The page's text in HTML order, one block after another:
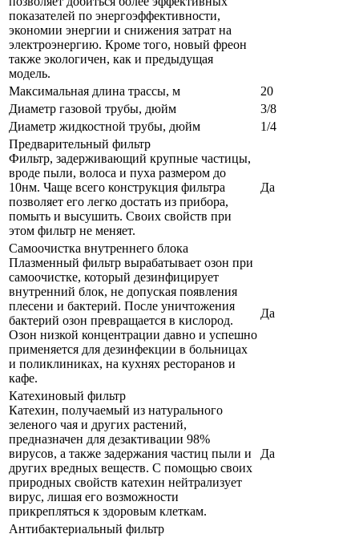
показателей по энергоэффективности,
экономии энергии и снижения затрат на
электроэнергию. Кроме того, новый фреон
также экологичен, как и предыдущая
модель.
Максимальная длина трассы, м
20
Диаметр газовой трубы, дюйм
3/8
Диаметр жидкостной трубы, дюйм
1/4
Предварительный фильтр
Фильтр, задерживающий крупные частицы,
вроде пыли, волоса и пуха размером до
10нм. Чаще всего конструкция фильтра
позволяет его легко достать из прибора,
помыть и высушить. Своих свойств при
этом фильтр не меняет.
Да
Самоочистка внутреннего блока
Плазменный фильтр вырабатывает озон при
самоочистке, который дезинфицирует
внутренний блок, не допуская появления
плесени и бактерий. После уничтожения
бактерий озон превращается в кислород.
Озон низкой концентрации давно и успешно
применяется для дезинфекции в больницах
и поликлиниках, на кухнях ресторанов и
кафе.
Да
Катехиновый фильтр
Катехин, получаемый из натурального
зеленого чая и других растений,
предназначен для дезактивации 98%
вирусов, а также задержания частиц пыли и
других вредных веществ. С помощью своих
природных свойств катехин нейтрализует
вирус, лишая его возможности
прикрепляться к здоровым клеткам.
Да
Антибактериальный фильтр